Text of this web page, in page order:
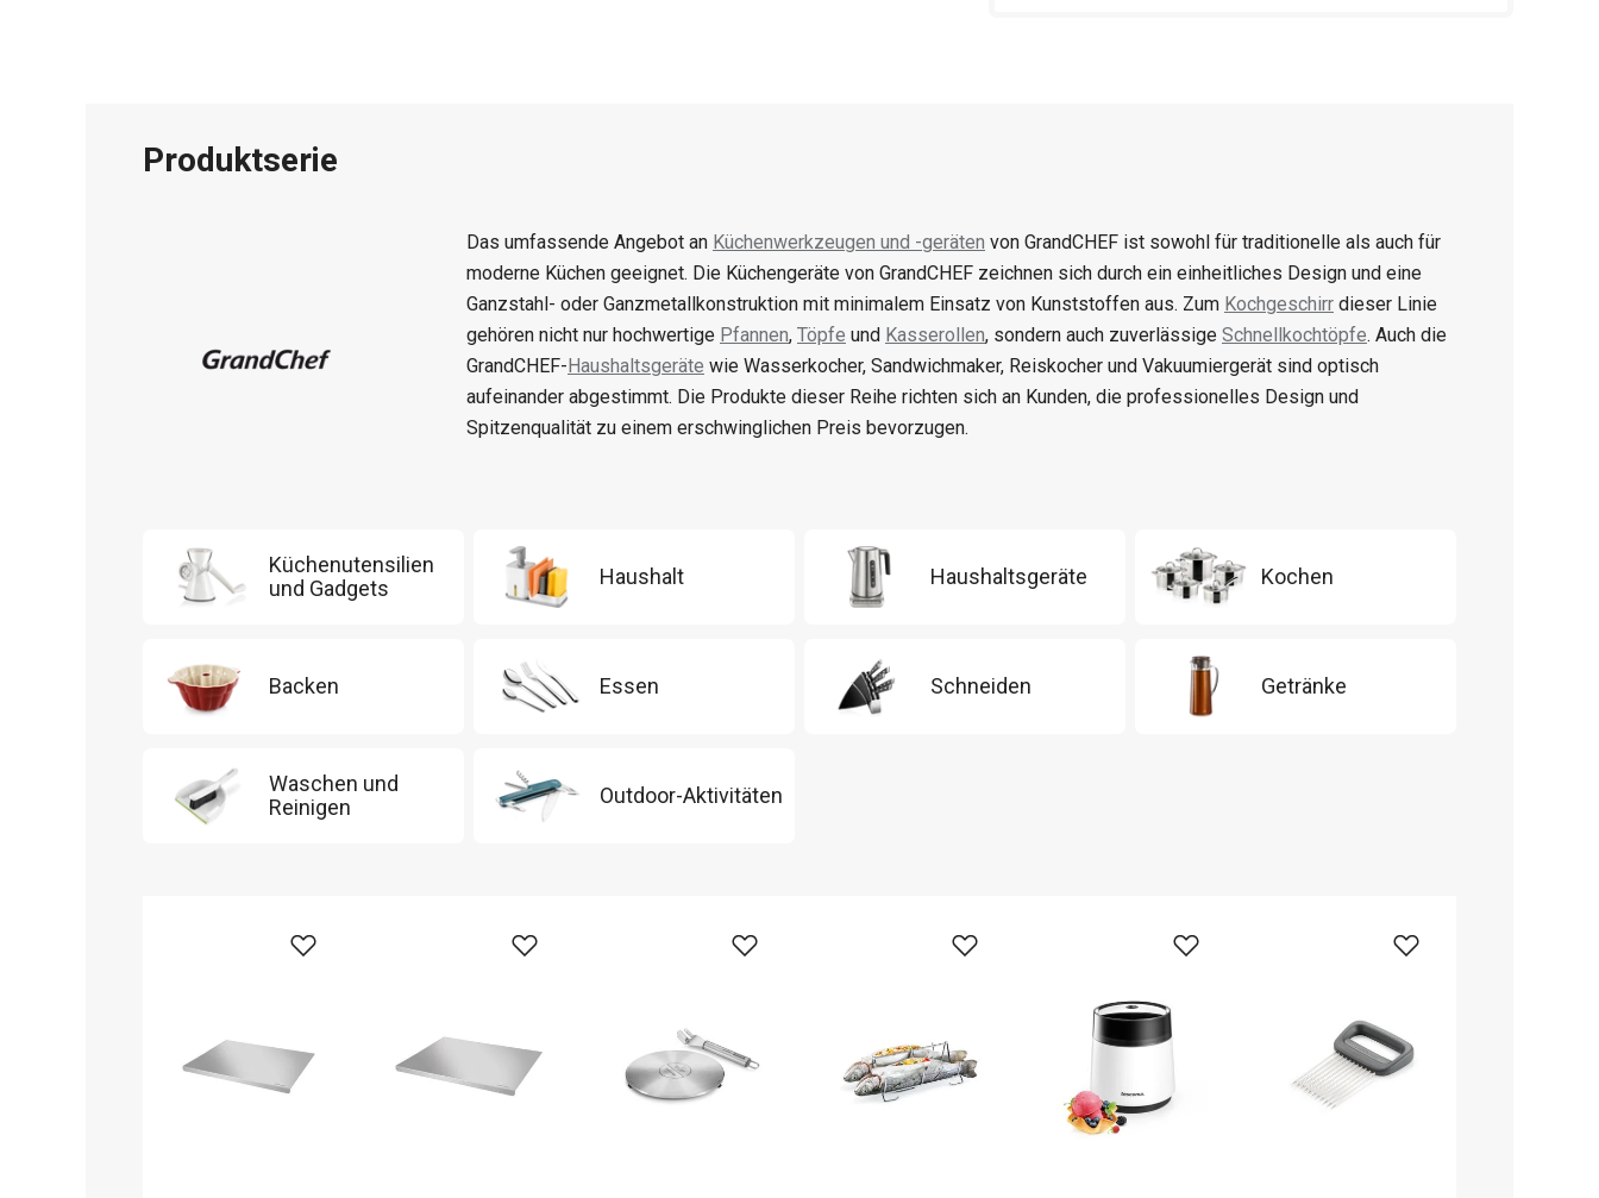
Produktserie
Das umfassende Angebot an Küchenwerkzeugen und -geräten von GrandCHEF ist sowohl für traditionelle als auch für
moderne Küchen geeignet. Die Küchengeräte von GrandCHEF zeichnen sich durch ein einheitliches Design und eine
Ganzstahl- oder Ganzmetallkonstruktion mit minimalem Einsatz von Kunststoffen aus. Zum Kochgeschirr dieser Linie
gehören nicht nur hochwertige Pfannen, Töpfe und Kasserollen, sondern auch zuverlässige Schnellkochtöpfe. Auch die
GrandCHEF-Haushaltsgeräte wie Wasserkocher, Sandwichmaker, Reiskocher und Vakuumiergerät sind optisch
aufeinander abgestimmt. Die Produkte dieser Reihe richten sich an Kunden, die professionelles Design und
Spitzenqualität zu einem erschwinglichen Preis bevorzugen.
Küchenutensilien
und Gadgets
Haushalt Haushaltsgeräte Kochen
Backen Essen Schneiden Getränke
Waschen und
Reinigen
Outdoor-Aktivitäten